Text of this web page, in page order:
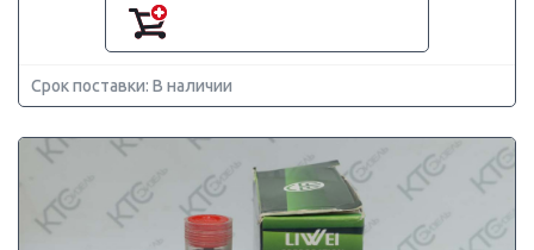
Срок поставки: В наличии